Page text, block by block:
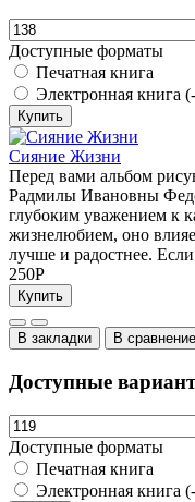
Доступные форматы
Печатная книга
Электронная книга
Купить
Сияние Жизни
Перед вами альбом
Радмилы Ивановны
глубоким уважением к
жизнелюбием, оно
лучше и радостнее.
250Р
Купить
В закладки В сравнение
Доступные
Доступные форматы
Печатная книга
Электронная книга